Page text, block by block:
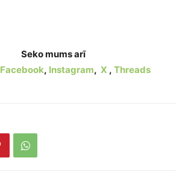
Seko mums arī
Facebook, Instagram, X , Threads